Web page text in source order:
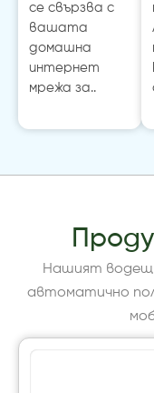
се свързва с
вашата
домашна
интернет
мрежа за..
Нашият водещ
автоматично